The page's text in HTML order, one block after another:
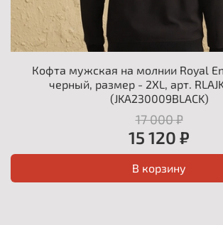
Кофта мужская на молнии Royal
черный, размер - 2XL, арт.
(JKA230009BLACK)
17 000 ₽
15 120 ₽
В корзину